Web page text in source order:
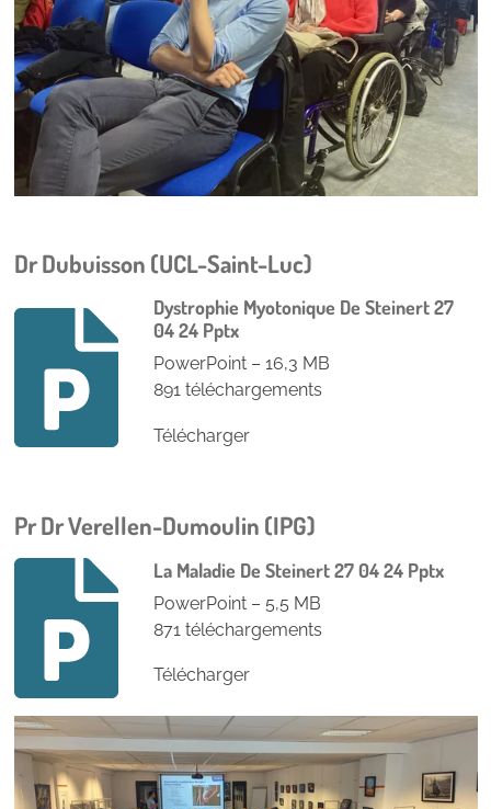
Dr Dubuisson (UCL-Saint-Luc)
Dystrophie Myotonique De Steinert 27
04 24 Pptx
PowerPoint – 16,3 MB
891 téléchargements
Télécharger
Pr Dr Verellen-Dumoulin (IPG)
La Maladie De Steinert 27 04 24 Pptx
PowerPoint – 5,5 MB
871 téléchargements
Télécharger